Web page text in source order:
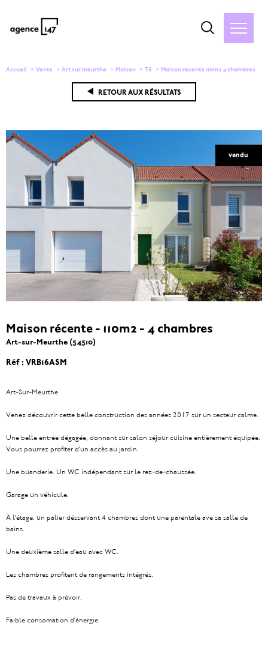
Accueil Vente Art sur meurthe Maison T6 Maison recente 110m2 4 chambres
RETOUR AUX RÉSULTATS
vendu
Maison récente - 110m2 - 4 chambres
Art-sur-Meurthe (54510)
Réf : VRB16ASM
Art-Sur-Meurthe
Venez découvrir cette belle construction des années 2017 sur un secteur calme.
Une belle entrée dégagée, donnant sur salon séjour cuisine entièrement équipée.
Vous pourrez profiter d'un accès au jardin.
Une buanderie. Un WC indépendant sur le rez-de-chaussée.
Garage un véhicule.
À l'étage, un palier désservant 4 chambres dont une parentale ave sa salle de
bains.
Une deuxième salle d'eau avec WC.
Les chambres profitent de rangements intégrés.
Pas de travaux à prévoir.
Faible consomation d'énergie.